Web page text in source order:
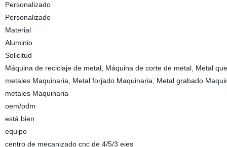
Personalizado
Personalizado
Material
Aluminio
Solicitud
Máquina de reciclaje de metal, Máquina de corte de metal, Metal
metales Maquinaria, Metal forjado Maquinaria, Metal grabado
metales Maquinaria
oem/odm
está bien
equipo
centro de mecanizado cnc de 4/5/3 ejes